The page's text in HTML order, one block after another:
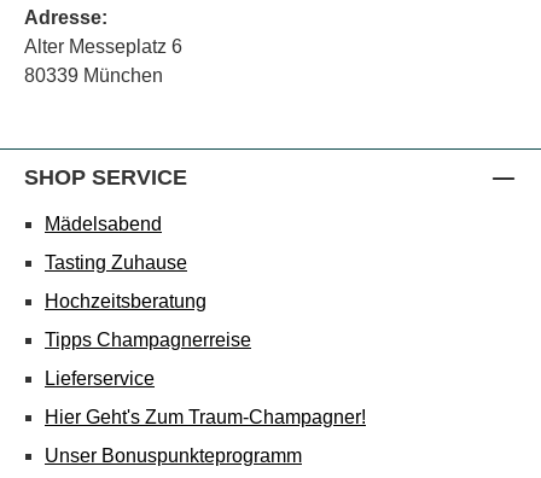
Adresse:
Alter Messeplatz 6
80339 München
SHOP SERVICE
Mädelsabend
Tasting Zuhause
Hochzeitsberatung
Tipps Champagnerreise
Lieferservice
Hier Geht's Zum Traum-Champagner!
Unser Bonuspunkteprogramm